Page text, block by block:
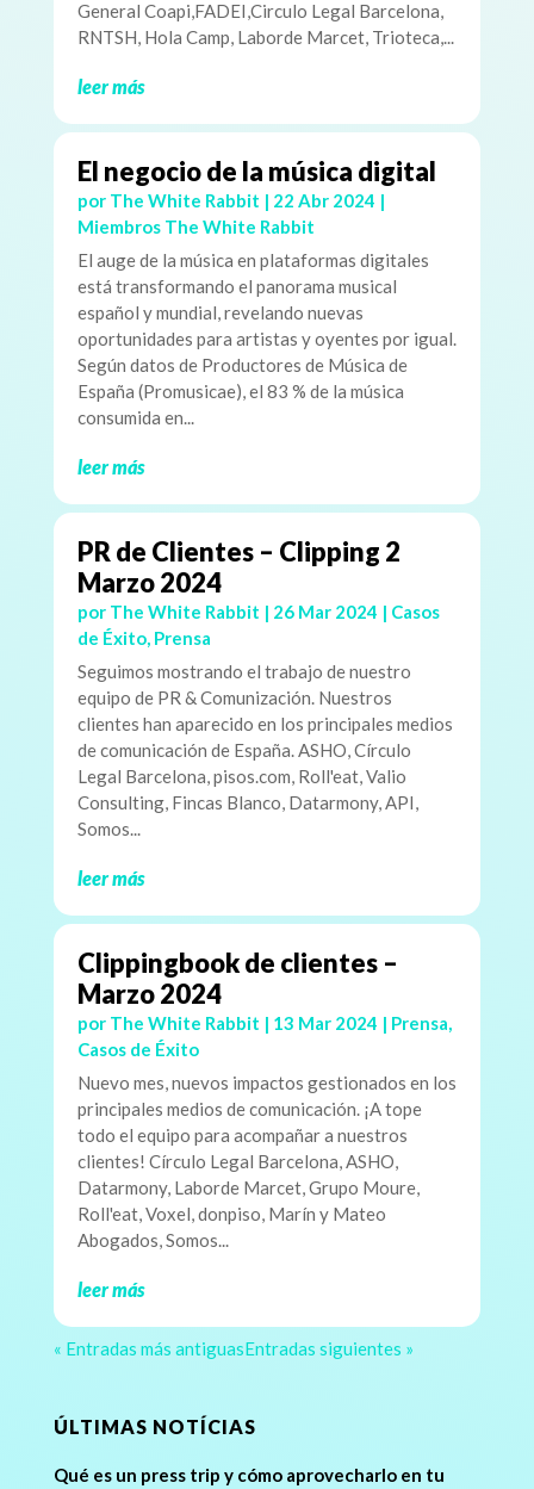
General Coapi,FADEI,Circulo Legal Barcelona,
RNTSH, Hola Camp, Laborde Marcet, Trioteca,...
leer más
El negocio de la música digital
por The White Rabbit | 22 Abr 2024 |
Miembros The White Rabbit
El auge de la música en plataformas digitales
está transformando el panorama musical
español y mundial, revelando nuevas
oportunidades para artistas y oyentes por igual.
Según datos de Productores de Música de
España (Promusicae), el 83 % de la música
consumida en...
leer más
PR de Clientes – Clipping 2
Marzo 2024
por The White Rabbit | 26 Mar 2024 | Casos
de Éxito, Prensa
Seguimos mostrando el trabajo de nuestro
equipo de PR & Comunización. Nuestros
clientes han aparecido en los principales medios
de comunicación de España. ASHO, Círculo
Legal Barcelona, pisos.com, Roll'eat, Valio
Consulting, Fincas Blanco, Datarmony, API,
Somos...
leer más
Clippingbook de clientes –
Marzo 2024
por The White Rabbit | 13 Mar 2024 | Prensa,
Casos de Éxito
Nuevo mes, nuevos impactos gestionados en los
principales medios de comunicación. ¡A tope
todo el equipo para acompañar a nuestros
clientes! Círculo Legal Barcelona, ASHO,
Datarmony, Laborde Marcet, Grupo Moure,
Roll'eat, Voxel, donpiso, Marín y Mateo
Abogados, Somos...
leer más
« Entradas más antiguasEntradas siguientes »
ÚLTIMAS NOTÍCIAS
Qué es un press trip y cómo aprovecharlo en tu